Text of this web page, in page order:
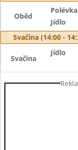
Oběd
Polévka
Jídlo
Svačina (14:00 -
Svačina
Jídlo